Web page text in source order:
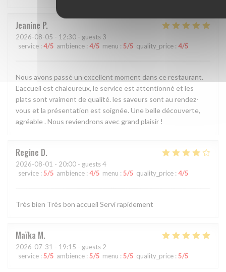
Jeanine P
2026-08-05 - 12:30 - guests 3
service : 4/5 ambience : 4/5 menu : 5/5 quality_price : 4/5
Nous avons passé un excellent moment dans ce restaurant.
L’accueil est chaleureux, le service est attentionné et les
plats sont vraiment de qualité. les saveurs sont au rendez-
vous et la présentation est soignée. Une belle découverte,
agréable . Nous reviendrons avec grand plaisir !
Regine D
2026-08-01 - 20:00 - guests 4
service : 5/5 ambience : 4/5 menu : 5/5 quality_price : 4/5
Très bien Très bon accueil Servi rapidement
Maïka M
2026-07-31 - 19:15 - guests 2
service : 5/5 ambience : 5/5 menu : 5/5 quality_price : 5/5